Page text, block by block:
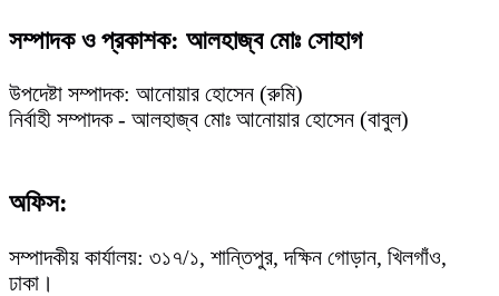
সম্পাদক ও প্রকাশক: আলহাজ্ব মোঃ সোহাগ
উপদেষ্টা সম্পাদক: আনোয়ার হোসেন (রুমি)
নির্বাহী সম্পাদক - আলহাজ্ব মোঃ আনোয়ার হোসেন (বাবুল)
অফিস:
সম্পাদকীয় কার্যালয়: ৩১৭/১, শান্তিপুর, দক্ষিন গোড়ান, খিলগাঁও,
ঢাকা।